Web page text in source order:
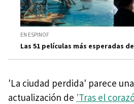
EN ESPINOF
Las 51 películas más esperadas de
'La ciudad perdida' parece
actualización de 'Tras el